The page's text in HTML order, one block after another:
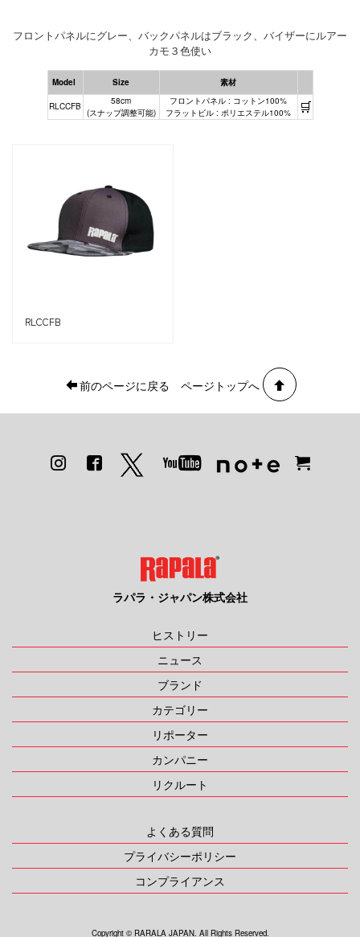
フロントパネルにグレー、バックパネルはブラック、バイザーにルアー
カモ３色使い
Model Size 素材
RLCCFB
58cm
(スナップ調整可能)
フロントパネル : コットン100%
フラットビル : ポリエステル100%
🛒
RLCCFB
前のページに戻る ページトップへ
ラパラ・ジャパン株式会社
ヒストリー
ニュース
ブランド
カテゴリー
リポーター
カンパニー
リクルート
よくある質問
プライバシーポリシー
コンプライアンス
Copyright ©︎ RARALA JAPAN. All Rights Reserved.